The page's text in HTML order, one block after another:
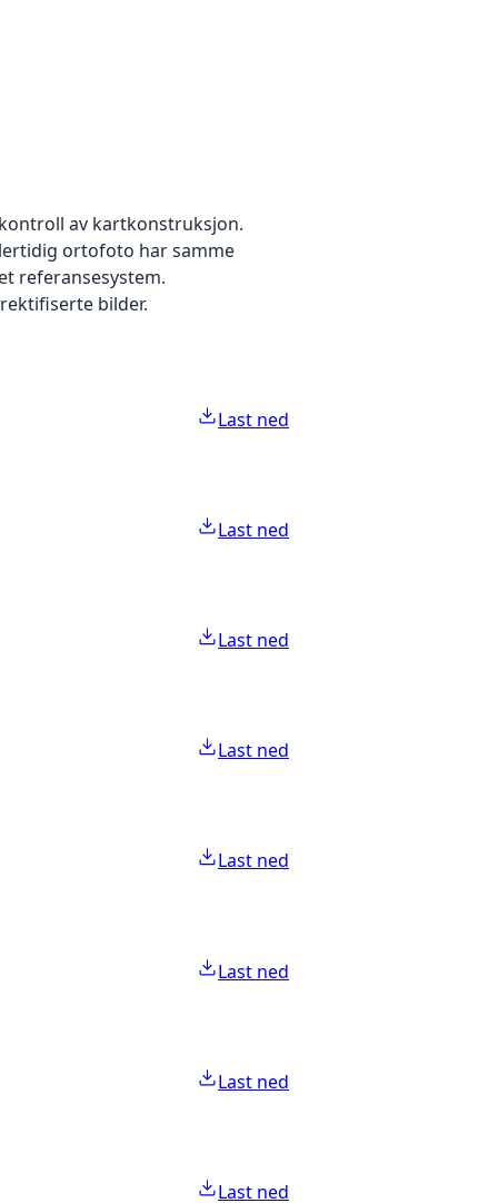
av kartkonstruksjon.
ortofoto har samme
referansesystem.
bilder.
Last ned
Last ned
Last ned
Last ned
Last ned
Last ned
Last ned
Last ned